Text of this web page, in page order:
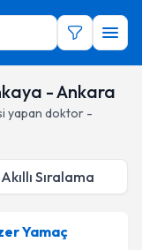
- Ankara
yapan doktor -
Akıllı Sıralama
Yamaç